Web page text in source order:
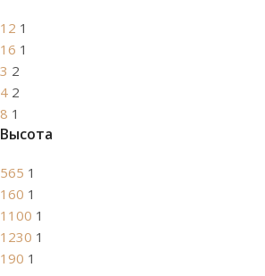
12 1
16 1
3 2
4 2
8 1
Высота
565 1
160 1
1100 1
1230 1
190 1